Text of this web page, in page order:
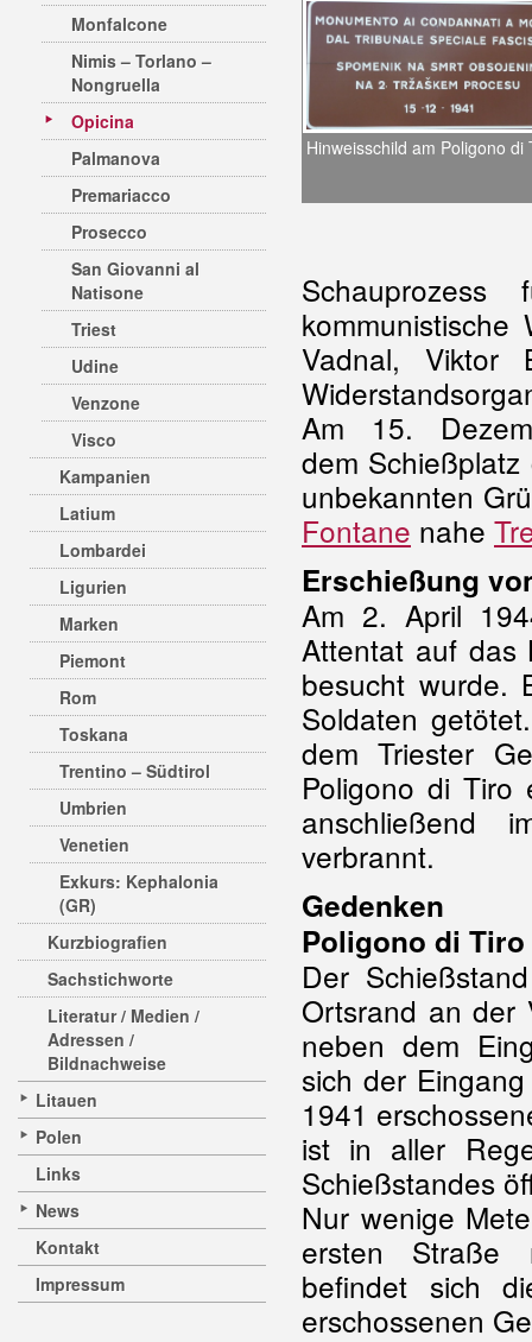
Monfalcone
Nimis – Torlano –
Nongruella
Opicina
Palmanova
Premariacco
Prosecco
San Giovanni al
Natisone
Triest
Udine
Venzone
Visco
Kampanien
Latium
Lombardei
Ligurien
Marken
Piemont
Rom
Toskana
Trentino – Südtirol
Umbrien
Venetien
Exkurs: Kephalonia
(GR)
Kurzbiografien
Sachstichworte
Literatur / Medien /
Adressen /
Bildnachweise
Litauen
Polen
Links
News
Kontakt
Impressum
Hinweisschild am Poligono di
Vadnal, Viktor
Am 15.
dem
unbekannten
Fontane nahe
Erschießung
Am 2. April
Attentat auf das
besucht wurde.
Soldaten
dem Triester
Poligono di Tiro
anschließend
verbrannt.
Gedenken
Poligono di Tiro
Der
Ortsrand an der
neben dem
sich der
1941
ist in aller
Schießstandes
Nur wenige
ersten Straße
befindet sich
erschossenen